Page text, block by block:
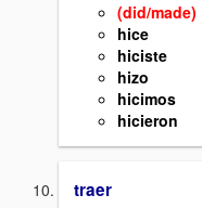
(did/made)
hice
hiciste
hizo
hicimos
hicieron
traer